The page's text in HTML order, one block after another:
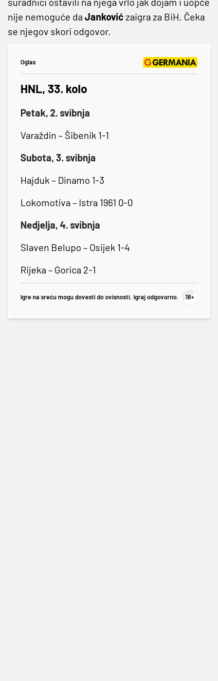
nije nemoguće da Janković zaigra za BiH. Čeka
se njegov skori odgovor.
Oglas
HNL, 33. kolo
Petak, 2. svibnja
Varaždin – Šibenik 1-1
Subota, 3. svibnja
Hajduk – Dinamo 1-3
Lokomotiva – Istra 1961 0-0
Nedjelja, 4. svibnja
Slaven Belupo – Osijek 1-4
Rijeka – Gorica 2-1
Igre na sreću mogu dovesti do ovisnosti. Igraj odgovorno.